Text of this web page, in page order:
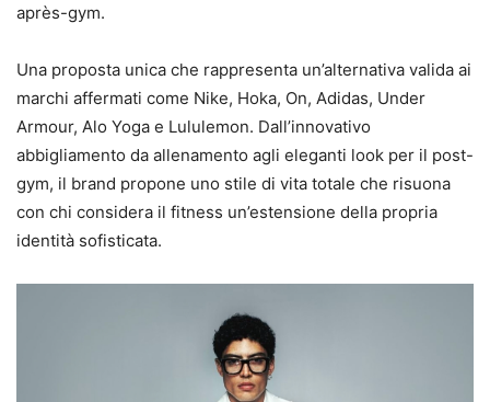
après-gym.
Una proposta unica che rappresenta un’alternativa valida ai
marchi affermati come Nike, Hoka, On, Adidas, Under
Armour, Alo Yoga e Lululemon. Dall’innovativo
abbigliamento da allenamento agli eleganti look per il post-
gym, il brand propone uno stile di vita totale che risuona
con chi considera il fitness un’estensione della propria
identità sofisticata.